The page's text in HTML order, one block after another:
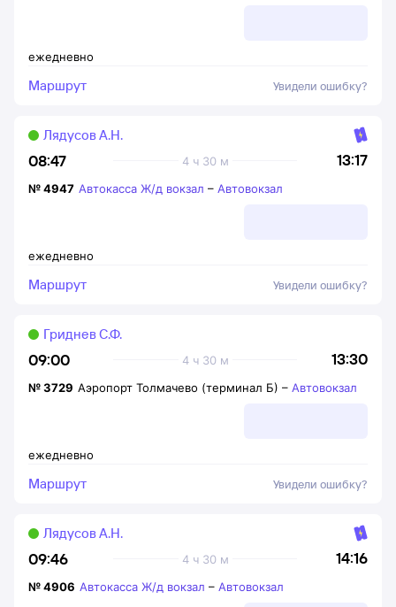
ежедневно
Маршрут Увидели ошибку?
08:47 13:17
4 ч 30 м
Лядусов А.Н.
ежедневно
№4947 Автокасса Ж/д вокзал – Автовокзал
Маршрут Увидели ошибку?
09:00 13:30
4 ч 30 м
Гриднев С.Ф.
ежедневно
№3729 Аэропорт Толмачево (терминал Б) – Автовокзал
Маршрут Увидели ошибку?
09:46 14:16
4 ч 30 м
Лядусов А.Н.
№4906 Автокасса Ж/д вокзал – Автовокзал